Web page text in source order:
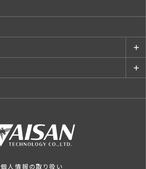
個人情報の取り扱い